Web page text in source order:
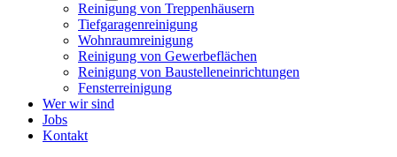
Reinigung von Treppenhäusern
Tiefgaragen­reinigung
Wohnraumreinigung
Reinigung von Gewerbeflächen
Reinigung von Baustelleneinrichtungen
Fensterreinigung
Wer wir sind
Jobs
Kontakt